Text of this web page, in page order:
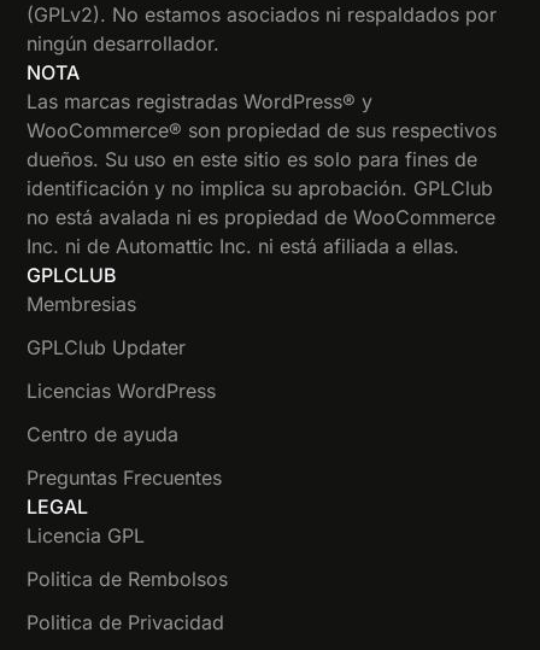
(GPLv2). No estamos asociados ni respaldados por
ningún desarrollador.
NOTA
Las marcas registradas WordPress® y
WooCommerce® son propiedad de sus respectivos
dueños. Su uso en este sitio es solo para fines de
identificación y no implica su aprobación. GPLClub
no está avalada ni es propiedad de WooCommerce
Inc. ni de Automattic Inc. ni está afiliada a ellas.
GPLCLUB
Membresias
GPLClub Updater
Licencias WordPress
Centro de ayuda
Preguntas Frecuentes
LEGAL
Licencia GPL
Politica de Rembolsos
Politica de Privacidad